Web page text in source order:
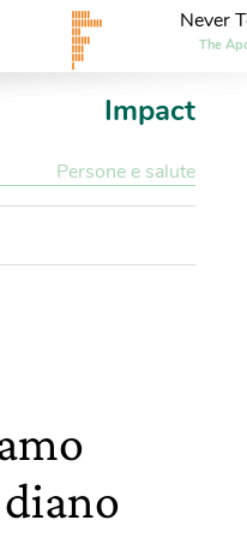
Never
The
Impact
Persone e salute